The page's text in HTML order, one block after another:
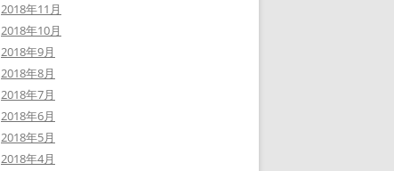
2018年11月
2018年10月
2018年9月
2018年8月
2018年7月
2018年6月
2018年5月
2018年4月